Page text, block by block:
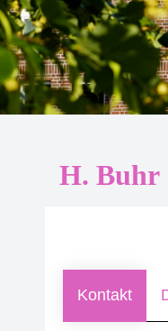
H. Buhr
Kontakt